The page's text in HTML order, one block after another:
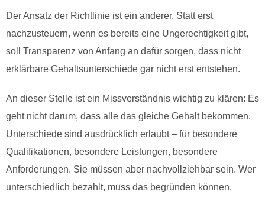
Der Ansatz der Richtlinie ist ein anderer. Statt erst
nachzusteuern, wenn es bereits eine Ungerechtigkeit gibt,
soll Transparenz von Anfang an dafür sorgen, dass nicht
erklärbare Gehaltsunterschiede gar nicht erst entstehen.
An dieser Stelle ist ein Missverständnis wichtig zu klären: Es
geht nicht darum, dass alle das gleiche Gehalt bekommen.
Unterschiede sind ausdrücklich erlaubt – für besondere
Qualifikationen, besondere Leistungen, besondere
Anforderungen. Sie müssen aber nachvollziehbar sein. Wer
unterschiedlich bezahlt, muss das begründen können.